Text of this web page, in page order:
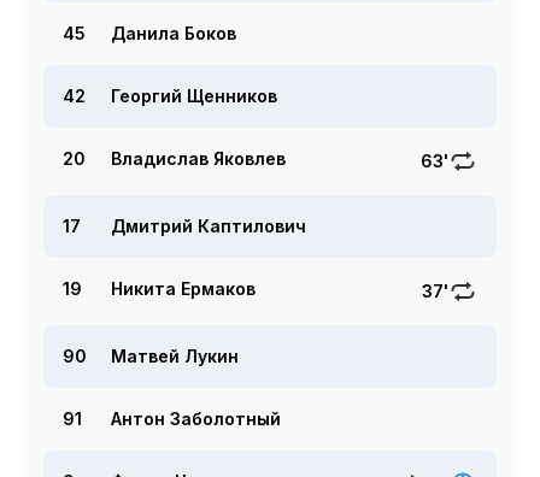
45 Данила Боков
42 Георгий Щенников
20 Владислав Яковлев 63'
17 Дмитрий Каптилович
19 Никита Ермаков 37'
90 Матвей Лукин
91 Антон Заболотный